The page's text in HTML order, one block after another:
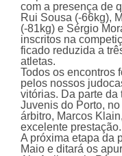
com a presença de
Rui Sousa (-66kg),
(-81kg) e Sérgio
inscritos na
ficado reduzida a
atletas.
Todos os encontros
pelos nossos
vitórias. Da parte da
Juvenis do Porto,
árbitro, Marcos
excelente prestação.
A próxima etapa da
Maio e ditará os